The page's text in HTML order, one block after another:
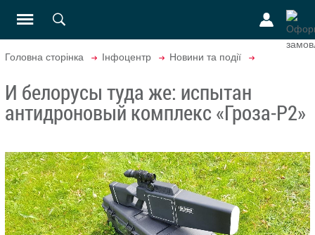
Головна сторінка Інфоцентр Новини та події
И белорусы туда же: испытан
антидроновый комплекс «Гроза-Р2»